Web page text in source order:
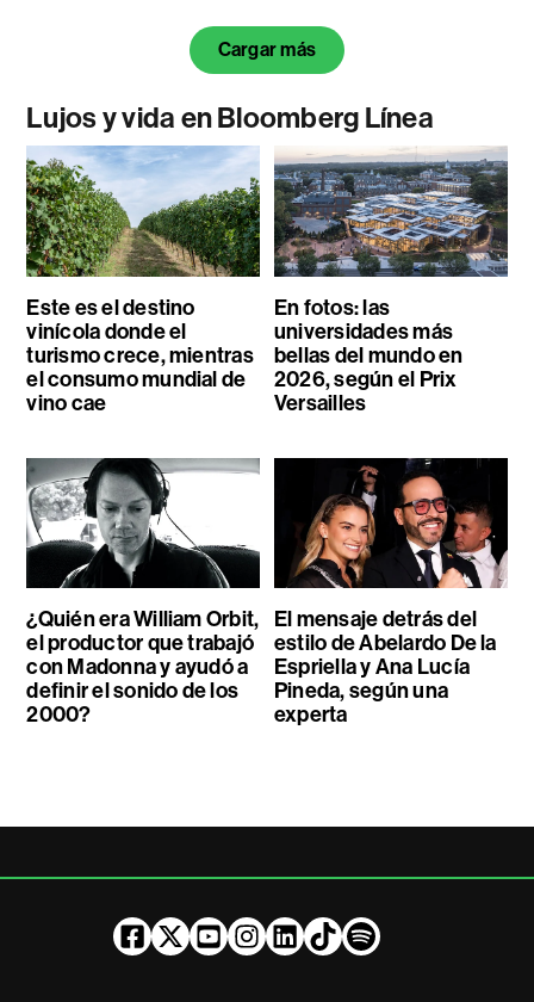
Cargar más
Lujos y vida en Bloomberg Línea
Este es el destino
vinícola donde el
turismo crece, mientras
el consumo mundial de
vino cae
En fotos: las
universidades más
bellas del mundo en
2026, según el Prix
Versailles
¿Quién era William Orbit,
el productor que trabajó
con Madonna y ayudó a
definir el sonido de los
2000?
El mensaje detrás del
estilo de Abelardo De la
Espriella y Ana Lucía
Pineda, según una
experta